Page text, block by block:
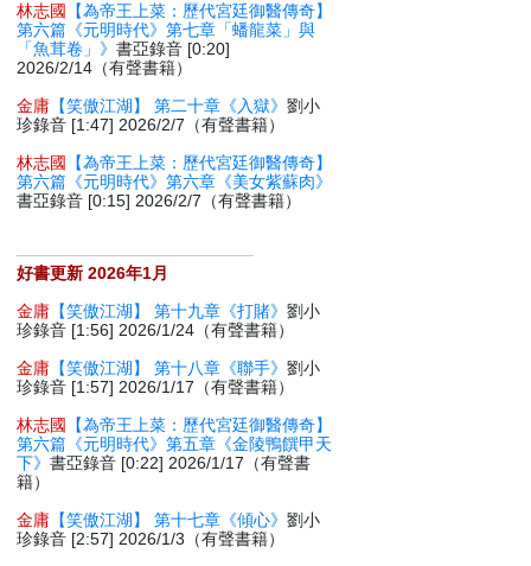
林志國
【為帝王上菜：歷代宮廷御醫傳奇】
第六篇《元明時代》第七章「蟠龍菜」與
「魚茸卷」》書亞錄音 [0:20]
2026/2/14（有聲書籍）
金庸 【笑傲江湖】 第二十章《入獄》劉小
珍錄音 [1:47] 2026/2/7（有聲書籍）
林志國
【為帝王上菜：歷代宮廷御醫傳奇】
第六篇《元明時代》第六章《美女紫蘇肉》
書亞錄音 [0:15] 2026/2/7（有聲書籍）
好書更新 2026年1月
金庸 【笑傲江湖】 第十九章《打賭》劉小
珍錄音 [1:56] 2026/1/24（有聲書籍）
金庸 【笑傲江湖】 第十八章《聯手》劉小
珍錄音 [1:57] 2026/1/17（有聲書籍）
林志國
【為帝王上菜：歷代宮廷御醫傳奇】
第六篇《元明時代》第五章《金陵鴨饌甲天
下》書亞錄音 [0:22] 2026/1/17（有聲書
籍）
金庸 【笑傲江湖】 第十七章《傾心》劉小
珍錄音 [2:57] 2026/1/3（有聲書籍）